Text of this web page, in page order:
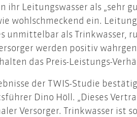
ihr Leitungswasser als „sehr
wohlschmeckend ein.
unmittelbar als Trinkwasser,
werden positiv
das Preis-Leistungs-
der TWIS-Studie
Dino Höll. „Dieses
Versorger. Trinkwasser ist